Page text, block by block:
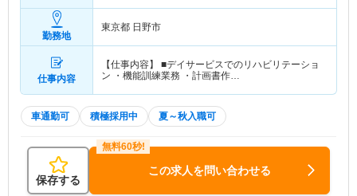
勤務地
東京都 日野市
仕事内容
【仕事内容】 ■デイサービスでのリハビリテーショ
ン ・機能訓練業務 ・計画書作…
車通勤可 積極採用中 夏～秋入職可
保存する
この求人を問い合わせる